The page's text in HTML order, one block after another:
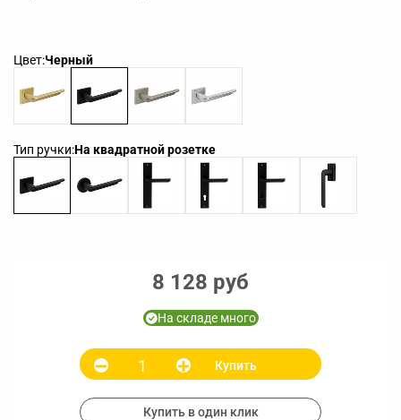
Цвет:Черный
Тип ручки:На квадратной розетке
8 128 руб
На складе много
Купить
Купить в один клик